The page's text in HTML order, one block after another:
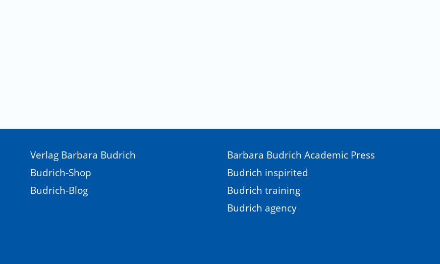
Verlag Barbara Budrich
Budrich-Shop
Budrich-Blog
Barbara Budrich Academic Press
Budrich inspirited
Budrich training
Budrich agency